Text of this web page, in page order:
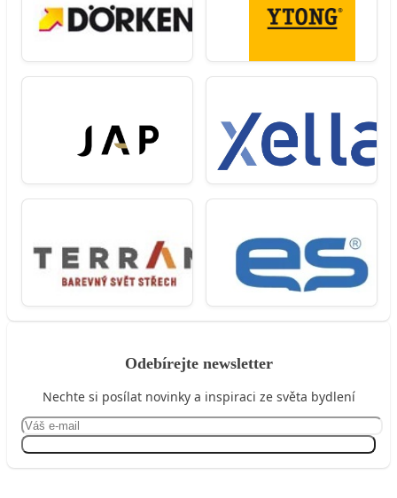
Odebírejte newsletter
Nechte si posílat novinky a inspiraci ze světa bydlení